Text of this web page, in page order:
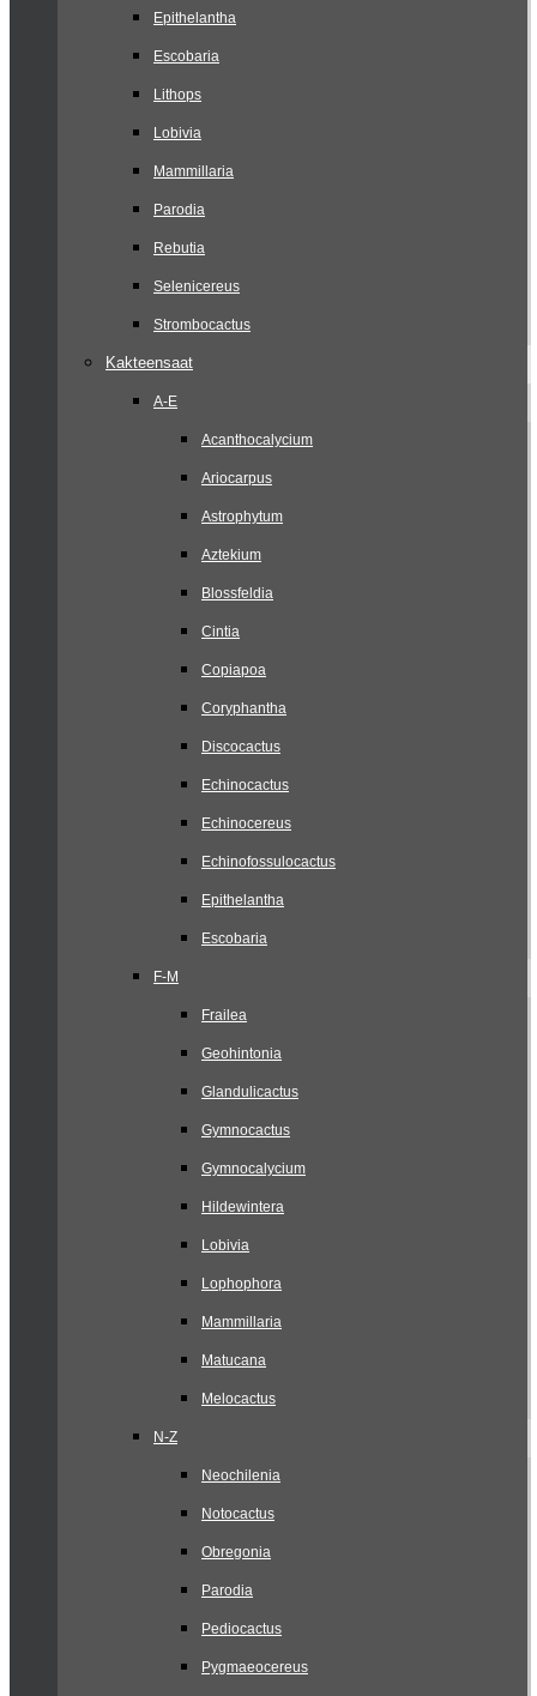
Epithelantha
Escobaria
Lithops
Lobivia
Mammillaria
Parodia
Rebutia
Selenicereus
Strombocactus
Kakteensaat
A-E
Acanthocalycium
Ariocarpus
Astrophytum
Aztekium
Blossfeldia
Cintia
Copiapoa
Coryphantha
Discocactus
Echinocactus
Echinocereus
Echinofossulocactus
Epithelantha
Escobaria
F-M
Frailea
Geohintonia
Glandulicactus
Gymnocactus
Gymnocalycium
Hildewintera
Lobivia
Lophophora
Mammillaria
Matucana
Melocactus
N-Z
Neochilenia
Notocactus
Obregonia
Parodia
Pediocactus
Pygmaeocereus